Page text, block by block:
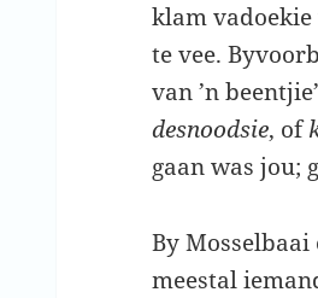
klam vadoekie
te vee.
van ’n
desnoodsie, of
gaan was jou;
By
meestal